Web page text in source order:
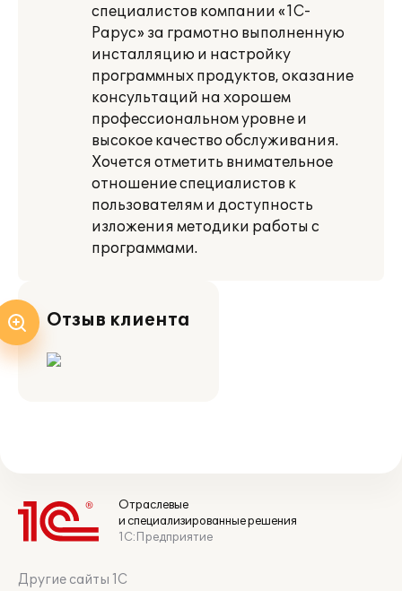
специалистов компании «1С-
Рарус» за грамотно выполненную
инсталляцию и настройку
программных продуктов, оказание
консультаций на хорошем
профессиональном уровне и
высокое качество обслуживания.
Хочется отметить внимательное
отношение специалистов к
пользователям и доступность
изложения методики работы с
программами.
Отзыв клиента
Отраслевые
и специализированные решения
1С:Предприятие
Другие сайты 1С